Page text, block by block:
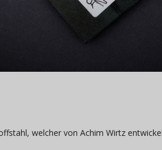
welcher von Achim Wirtz